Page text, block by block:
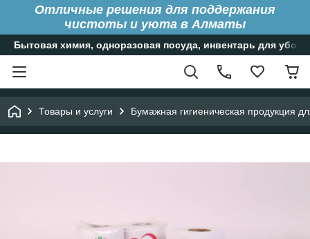
Отличные решения для поддержания
чистоты и уюта в Алматы
Бытовая химия, одноразовая посуда, инвентарь для
Товары и услуги Бумажная гигиеническая продукция